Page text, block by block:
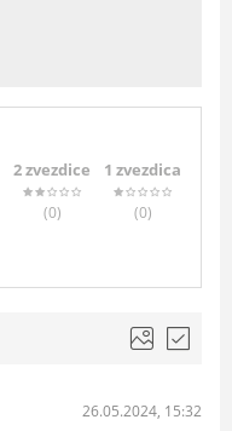
2 zvezdice
(0)
1 zvezdica
(0)
26.05.2024, 15:32